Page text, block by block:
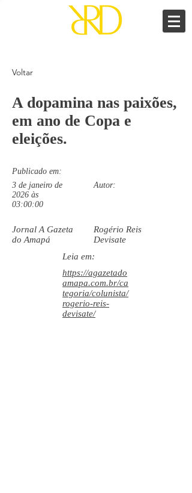
Voltar
A dopamina nas paixões,
em ano de Copa e
eleições.
Publicado em:
3 de janeiro de
2026 às
03:00:00
Jornal A Gazeta
do Amapá
Autor:
Rogério Reis
Devisate
Leia em:
https://agazetado
amapa.com.br/ca
tegoria/colunista/
rogerio-reis-
devisate/